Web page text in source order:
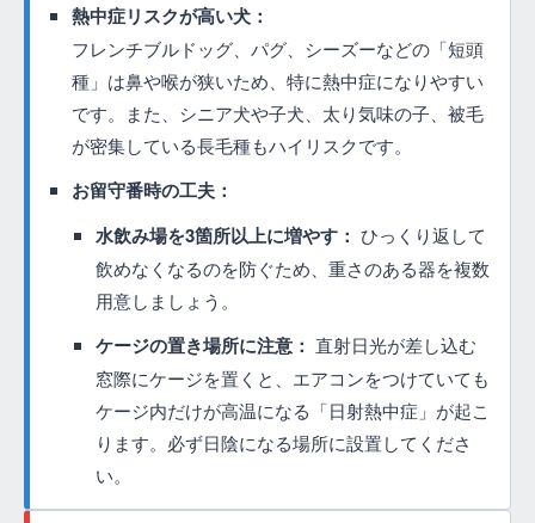
熱中症リスクが高い犬：
フレンチブルドッグ、パグ、シーズーなどの「短頭
種」は鼻や喉が狭いため、特に熱中症になりやすい
です。また、シニア犬や子犬、太り気味の子、被毛
が密集している長毛種もハイリスクです。
お留守番時の工夫：
水飲み場を3箇所以上に増やす： ひっくり返して
飲めなくなるのを防ぐため、重さのある器を複数
用意しましょう。
ケージの置き場所に注意： 直射日光が差し込む
窓際にケージを置くと、エアコンをつけていても
ケージ内だけが高温になる「日射熱中症」が起こ
ります。必ず日陰になる場所に設置してくださ
い。